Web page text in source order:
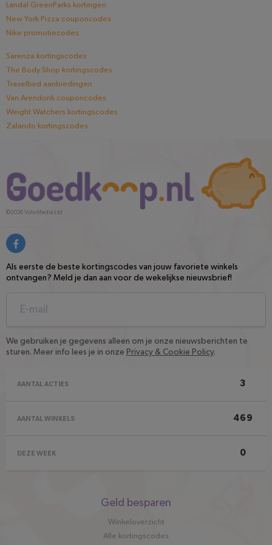
Landal GreenParks kortingen
New York Pizza couponcodes
Nike promotiecodes
Sarenza kortingscodes
The Body Shop kortingscodes
Travelbird aanbiedingen
Van Arendonk couponcodes
Weight Watchers kortingscodes
Zalando kortingscodes
©2026Volo Media Ltd
Als eerste de beste kortingscodes van jouw favoriete winkels
ontvangen? Meld je dan aan voor de wekelijkse nieuwsbrief!
We gebruiken je gegevens alleen om je onze nieuwsberichten te
sturen. Meer info lees je in onze Privacy & Cookie Policy.
AANTAL ACTIES 3
AANTAL WINKELS 469
DEZE WEEK 0
Geld besparen
Winkeloverzicht
Alle kortingscodes